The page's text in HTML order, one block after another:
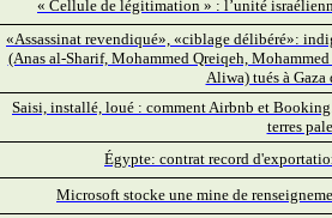
« Cellule de légitimation » : l’unité
«Assassinat revendiqué», «ciblage délibéré»:
(Anas al-Sharif, Mohammed Qreiqeh,
Aliwa) tués à Gaza
Saisi, installé, loué : comment Airbnb et
terres
Égypte: contrat record
Microsoft stocke une mine de